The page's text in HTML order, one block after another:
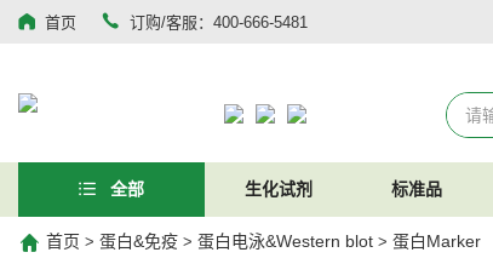
首页 订购/客服：400-666-5481
全部 生化试剂 标准品
首页 > 蛋白&免疫 > 蛋白电泳&Western blot > 蛋白Marker